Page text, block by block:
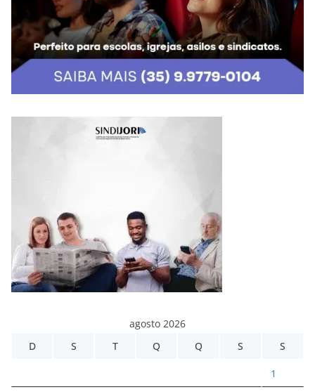
agosto 2026
D
S T Q Q S S
1